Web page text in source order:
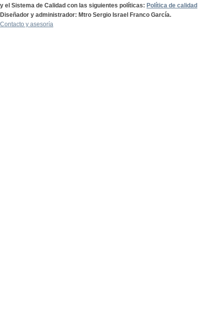
y el Sistema de Calidad con las siguientes políticas: Política de calidad
Diseñador y administrador: Mtro Sergio Israel Franco García.
Contacto y asesoría